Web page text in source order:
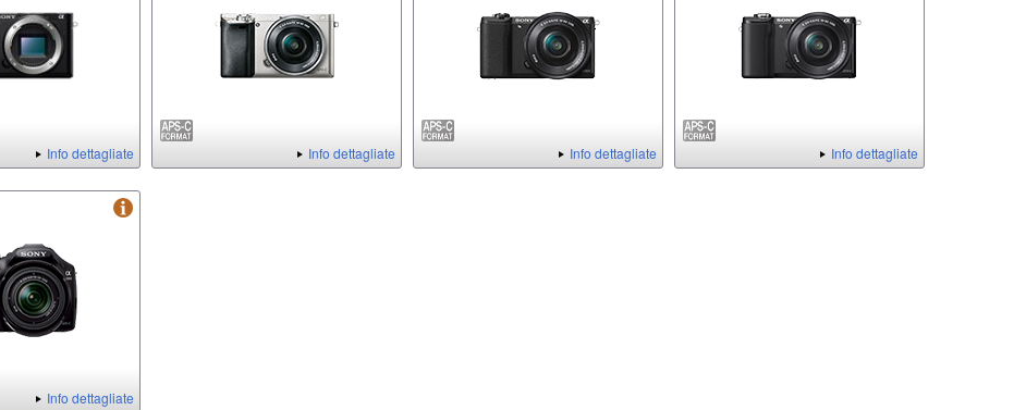
Info dettagliate Info dettagliate Info dettagliate Info dettagliate
Info dettagliate